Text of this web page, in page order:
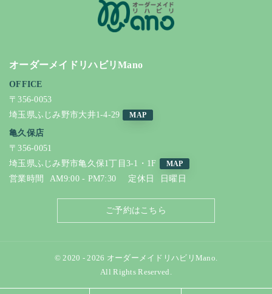
オーダーメイドリハビリMano
OFFICE
〒356-0053
埼玉県ふじみ野市大井1-4-29
MAP
亀久保店
〒356-0051
埼玉県ふじみ野市亀久保1丁目3-1・1F
MAP
営業時間 AM9:00 - PM7:30 定休日 日曜日
ご予約はこちら
© 2020 - 2026 オーダーメイドリハビリMano.
All Rights Reserved.